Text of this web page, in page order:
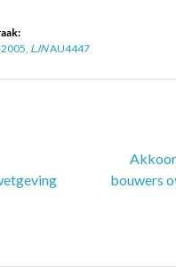
LJNAU4447
bouwers